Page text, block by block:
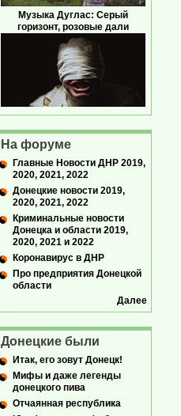
Музыка Дуглас: Серый
горизонт, розовые дали
На форуме
Главные Новости ДНР 2019,
2020, 2021, 2022
Донецкие новости 2019,
2020, 2021, 2022
Криминальные новости
Донецка и области 2019,
2020, 2021 и 2022
Коронавирус в ДНР
Про предприятия Донецкой
области
Далее
Донецкие были
Итак, его зовут Донецк!
Мифы и даже легенды
донецкого пива
Отчаянная республика